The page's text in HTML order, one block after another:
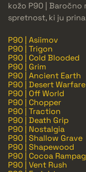
kožo P90 |
spretnost, ki ju
P90 | Asiimov
P90 | Trigon
P90 | Cold Blooded
P90 | Grim
P90 | Ancient Earth
P90 | Desert Warfare
P90 | Off World
P90 | Chopper
P90 | Traction
P90 | Death Grip
P90 | Nostalgia
P90 | Shallow Grave
P90 | Shapewood
P90 | Cocoa
P90 | Vent Rush